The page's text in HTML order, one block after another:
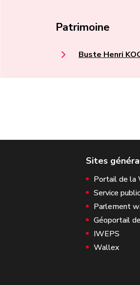
Patrimoine
Buste Henri
Portail de la
Service
Parlement
Géoportail
IWEPS
Wallex